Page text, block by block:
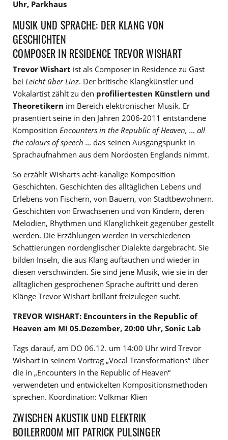
Uhr, Parkhaus
MUSIK UND SPRACHE: DER KLANG VON
GESCHICHTEN
COMPOSER IN RESIDENCE TREVOR WISHART
Trevor Wishart ist als Composer in Residence zu Gast
bei Leicht über Linz. Der britische Klangkünstler und
Vokalartist zählt zu den profiliertesten Künstlern und
Theoretikern im Bereich elektronischer Musik. Er
präsentiert seine in den Jahren 2006-2011 entstandene
Komposition Encounters in the Republic of Heaven, … all
the colours of speech … das seinen Ausgangspunkt in
Sprachaufnahmen aus dem Nordosten Englands nimmt.
So erzählt Wisharts acht-kanalige Komposition
Geschichten. Geschichten des alltäglichen Lebens und
Erlebens von Fischern, von Bauern, von Stadtbewohnern.
Geschichten von Erwachsenen und von Kindern, deren
Melodien, Rhythmen und Klanglichkeit gegenüber gestellt
werden. Die Erzählungen werden in verschiedenen
Schattierungen nordenglischer Dialekte dargebracht. Sie
bilden Inseln, die aus Klang auftauchen und wieder in
diesen verschwinden. Sie sind jene Musik, wie sie in der
alltäglichen gesprochenen Sprache auftritt und deren
Klänge Trevor Wishart brillant freizulegen sucht.
TREVOR WISHART: Encounters in the Republic of
Heaven am MI 05.Dezember, 20:00 Uhr, Sonic Lab
Tags darauf, am DO 06.12. um 14:00 Uhr wird Trevor
Wishart in seinem Vortrag „Vocal Transformations“ über
die in „Encounters in the Republic of Heaven“
verwendeten und entwickelten Kompositionsmethoden
sprechen. Koordination: Volkmar Klien
ZWISCHEN AKUSTIK UND ELEKTRIK
BOILERROOM MIT PATRICK PULSINGER